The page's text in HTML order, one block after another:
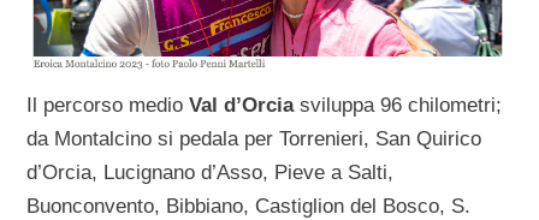
Il percorso medioVal d’Orciasviluppa 96 chilometri;
da Montalcino si pedala per Torrenieri, San Quirico
d’Orcia, Lucignano d’Asso, Pieve a Salti,
Buonconvento, Bibbiano, Castiglion del Bosco, S.